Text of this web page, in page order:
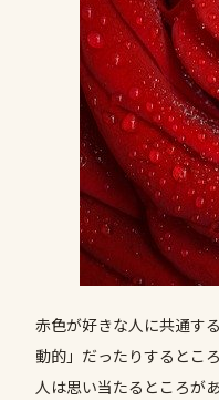
赤色が好きな人に共通す
動的」だったりするとこ
人は思い当たるところが